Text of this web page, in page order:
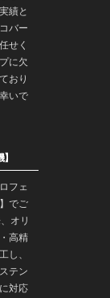
績と
バー
せく
に欠
おり
いで
フェ
でご
オリ
高精
し、
テン
対応